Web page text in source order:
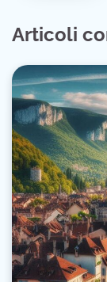
Articoli